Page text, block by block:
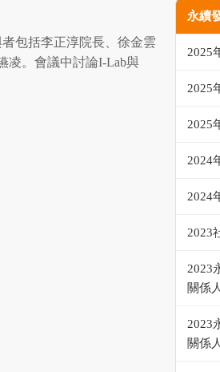
包括李正淳院長、徐金雲
凌。會議中討論I-Lab與
永續
2025
2025
2025
2024
2024
2023
2023
關係
2023
關係